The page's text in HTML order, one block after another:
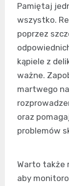
Pamiętaj
wszystko.
poprzez
kąpiele z
ważne.
martwego
oraz
problemów
Warto także
aby